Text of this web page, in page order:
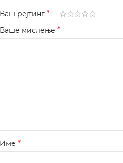
Ваш рејтинг *
Ваше мислење *
Име *